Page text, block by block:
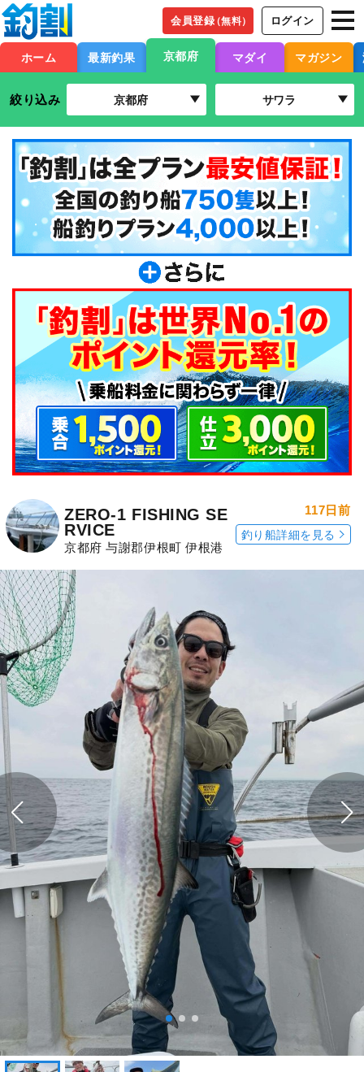
会員登録（無料） ログイン
ホーム 最新釣果 京都府 マダイ マガジン
絞り込み 京都府 サワラ
ZERO-1 FISHING SE
RVICE
京都府 与謝郡伊根町 伊根港
117日前
釣り船詳細を見る